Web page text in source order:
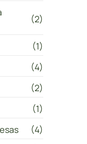
(2)
(1)
(4)
(2)
(1)
(4)